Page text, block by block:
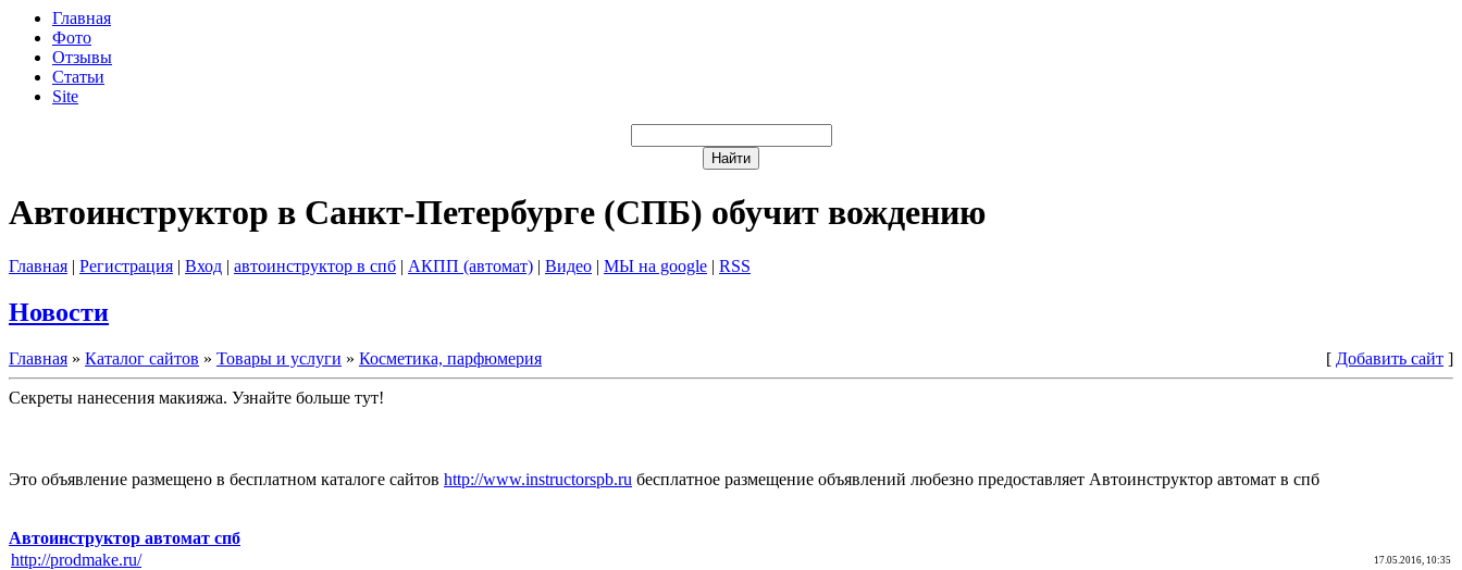
Главная
Фото
Отзывы
Статьи
Site
Автоинструктор в Санкт-Петербурге (СПБ) обучит вождению
Главная | Регистрация | Вход | автоинструктор в спб | АКПП (автомат) | Видео | МЫ на google | RSS
Новости
Главная » Каталог сайтов » Товары и услуги » Косметика, парфюмерия [ Добавить сайт ]
Секреты нанесения макияжа. Узнайте больше тут!
Это объявление размещено в бесплатном каталоге сайтов http://www.instructorspb.ru бесплатное размещение объявлений любезно предоставляет Автоинструктор автомат в спб
Автоинструктор автомат спб
http://prodmake.ru/
17.05.2016, 10:35